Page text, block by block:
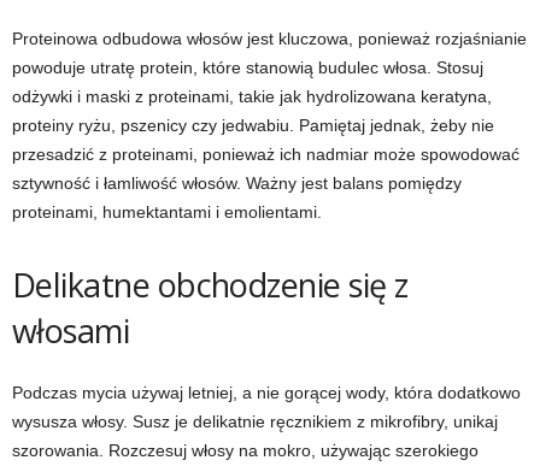
Proteinowa odbudowa włosów jest kluczowa, ponieważ rozjaśnianie
powoduje utratę protein, które stanowią budulec włosa. Stosuj
odżywki i maski z proteinami, takie jak hydrolizowana keratyna,
proteiny ryżu, pszenicy czy jedwabiu. Pamiętaj jednak, żeby nie
przesadzić z proteinami, ponieważ ich nadmiar może spowodować
sztywność i łamliwość włosów. Ważny jest balans pomiędzy
proteinami, humektantami i emolientami.
Delikatne obchodzenie się z
włosami
Podczas mycia używaj letniej, a nie gorącej wody, która dodatkowo
wysusza włosy. Susz je delikatnie ręcznikiem z mikrofibry, unikaj
szorowania. Rozczesuj włosy na mokro, używając szerokiego